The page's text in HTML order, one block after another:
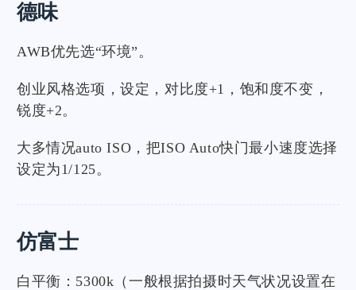
德味
AWB优先选“环境”。
创业风格选项，设定，对比度+1，饱和度不变，
锐度+2。
大多情况auto ISO，把ISO Auto快门最小速度选择
设定为1/125。
仿富士
白平衡：5300k（一般根据拍摄时天气状况设置在